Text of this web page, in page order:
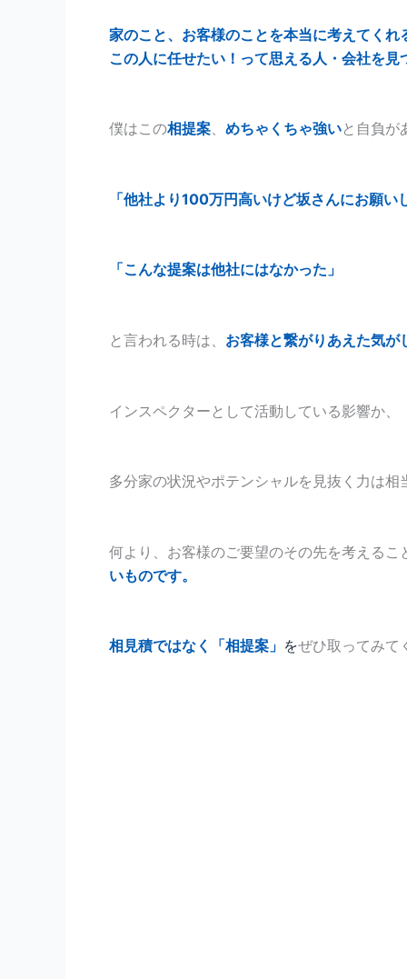
家のこと、お客様のことを本当に考えてくれ
この人に任せたい！って思える人・会社を
僕はこの相提案、 めちゃくちゃ強いと自負が
「他社より100万円高いけど坂さんにお願い
「こんな提案は他社にはなかった」
と言われる時は、 お客様と繋がりあえた気
インスペクターとして活動している影響か、
多分家の状況やポテンシャルを見抜く力は
何より、お客様のご要望のその先を考えるこ
いものです。
相見積ではなく「相提案」 をぜひ取ってみて